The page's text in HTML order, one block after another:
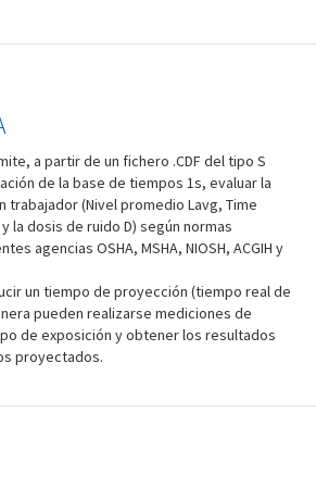
a partir de un fichero .CDF del tipo S
de la base de tiempos 1s, evaluar la
trabajador (Nivel promedio Lavg, Time
la dosis de ruido D) según normas
agencias OSHA, MSHA, NIOSH, ACGIH y
un tiempo de proyección (tiempo real de
pueden realizarse mediciones de
de exposición y obtener los resultados
proyectados.